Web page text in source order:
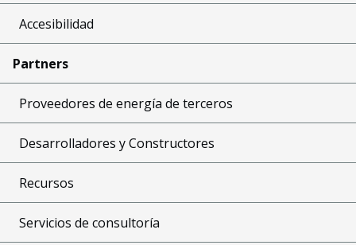
Accesibilidad
Partners
Proveedores de energía de terceros
Desarrolladores y Constructores
Recursos
Servicios de consultoría